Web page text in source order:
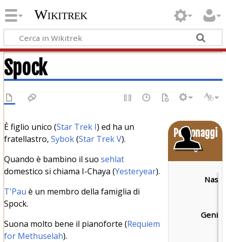
Wikitrek
Spock
Personaggi
o
È figlio unico (Star Trek I) ed ha un
fratellastro, Sybok(Star Trek V).
Quando è bambino il suo sehlat
domestico si chiama I-Chaya (Yesteryear).
T'Pau è un membro della famiglia di
Spock.
Suona molto bene il pianoforte (Requiem
for Methuselah).